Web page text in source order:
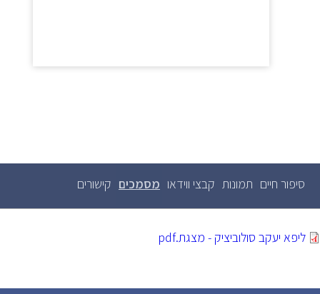
לשוניות
ראשיות
סיפור חיים תמונות קבצי ווידאו מסמכים (לשונית
קישורים
ליפא יעקב סולוביציק - מצגת.pdf